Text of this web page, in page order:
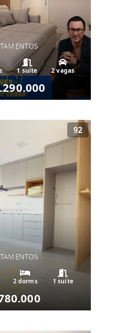
1 suíte 2 vagas
92
2 dorms 1 suíte